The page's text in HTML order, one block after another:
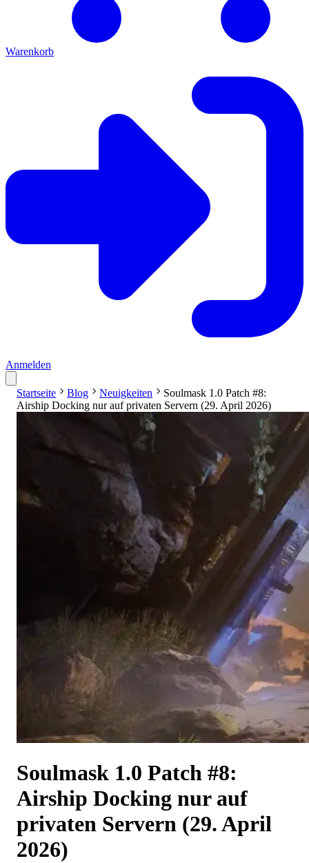
Warenkorb
Anmelden
Startseite Blog Neuigkeiten
Soulmask 1.0 Patch #8:
Airship Docking nur auf privaten Servern (29. April 2026)
Soulmask 1.0 Patch #8:
Airship Docking nur auf
privaten Servern (29. April
2026)